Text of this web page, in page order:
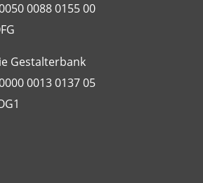
0088 0155 00
Gestalterbank
0013 0137 05